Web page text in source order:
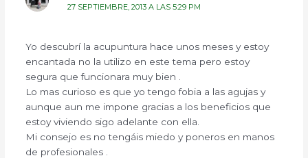
27 SEPTIEMBRE, 2013 A LAS 5:29 PM
Yo descubrí la acupuntura hace unos meses y estoy
encantada no la utilizo en este tema pero estoy
segura que funcionara muy bien .
Lo mas curioso es que yo tengo fobia a las agujas y
aunque aun me impone gracias a los beneficios que
estoy viviendo sigo adelante con ella.
Mi consejo es no tengáis miedo y poneros en manos
de profesionales .